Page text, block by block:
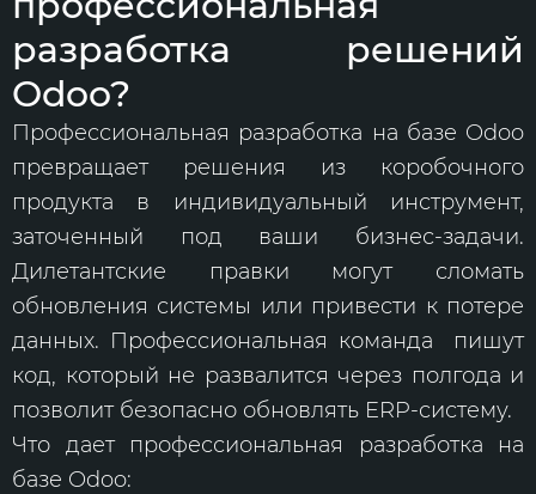
разработка решений
Odoo?
Профессиональная разработка на базе Odoo
превращает решения из коробочного
продукта в индивидуальный инструмент,
заточенный под ваши бизнес-задачи.
Дилетантские правки могут сломать
обновления системы или привести к потере
данных. Профессиональная команда пишут
код, который не развалится через полгода и
позволит безопасно обновлять ERP-систему.
Что дает профессиональная разработка на
базе Odoo: